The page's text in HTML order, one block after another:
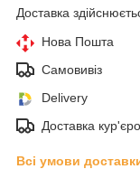
Доставка
Нова Пошта
Самовивіз
Delivery
Доставка
Всі умови